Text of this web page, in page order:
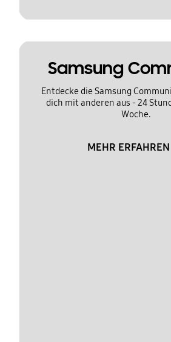
Samsung
Entdecke die Samsung
dich mit anderen aus - 24
Woche.
MEHR ERFAHREN